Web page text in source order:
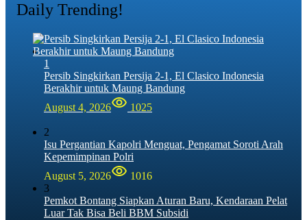
Daily Trending!
1
Persib Singkirkan Persija 2-1, El Clasico Indonesia
Berakhir untuk Maung Bandung
August 4, 2026
1025
2
Isu Pergantian Kapolri Menguat, Pengamat Soroti Arah
Kepemimpinan Polri
August 5, 2026
1016
3
Pemkot Bontang Siapkan Aturan Baru, Kendaraan Pelat
Luar Tak Bisa Beli BBM Subsidi